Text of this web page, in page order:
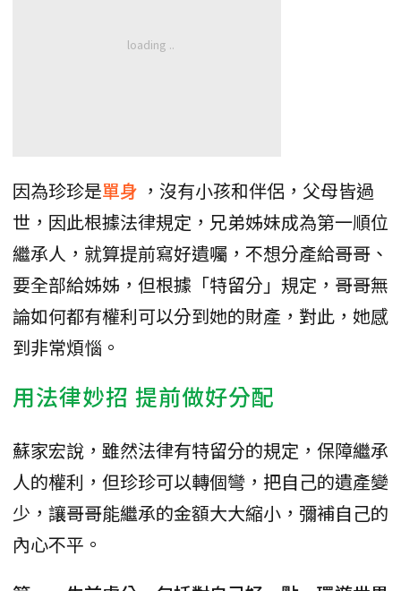
因為珍珍是單身 ，沒有小孩和伴侶，父母皆過
世，因此根據法律規定，兄弟姊妹成為第一順位
繼承人，就算提前寫好遺囑，不想分產給哥哥、
要全部給姊姊，但根據「特留分」規定，哥哥無
論如何都有權利可以分到她的財產，對此，她感
到非常煩惱。
用法律妙招 提前做好分配
蘇家宏說，雖然法律有特留分的規定，保障繼承
人的權利，但珍珍可以轉個彎，把自己的遺產變
少，讓哥哥能繼承的金額大大縮小，彌補自己的
內心不平。